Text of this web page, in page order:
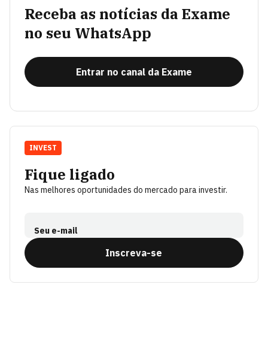
Receba as notícias da Exame
no seu WhatsApp
Entrar no canal da Exame
Fique ligado
Nas melhores oportunidades do mercado para investir.
Seu e-mail
Inscreva-se
INVEST